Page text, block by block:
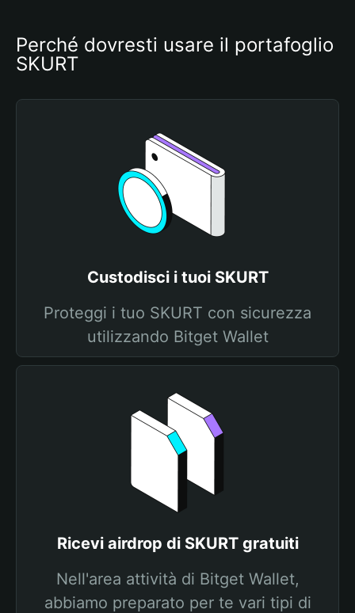
Perché dovresti usare il portafoglio
SKURT
Custodisci i tuoi SKURT
Proteggi i tuo SKURT con sicurezza
utilizzando Bitget Wallet
Ricevi airdrop di SKURT gratuiti
Nell'area attività di Bitget Wallet,
abbiamo preparato per te vari tipi di